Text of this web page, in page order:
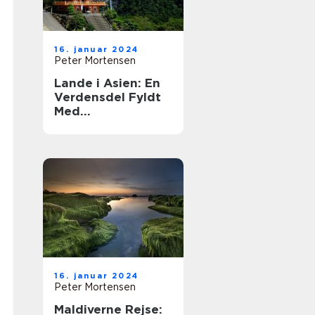
16. januar 2024
Peter Mortensen
Lande i Asien: En
Verdensdel Fyldt
Med
16. januar 2024
Peter Mortensen
Maldiverne Rejse: